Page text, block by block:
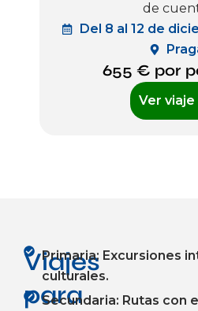
de
Del 8 al 12 de
655 € por
Ver viaje
Viajes
para
Primaria: Excursiones
culturales.
Secundaria: Rutas con